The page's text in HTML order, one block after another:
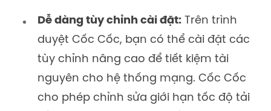
Dễ dàng tùy chỉnh cài đặt: Trên trình
duyệt Cốc Cốc, bạn có thể cài đặt các
tùy chỉnh nâng cao để tiết kiệm tài
nguyên cho hệ thống mạng. Cốc Cốc
cho phép chỉnh sửa giới hạn tốc độ tải